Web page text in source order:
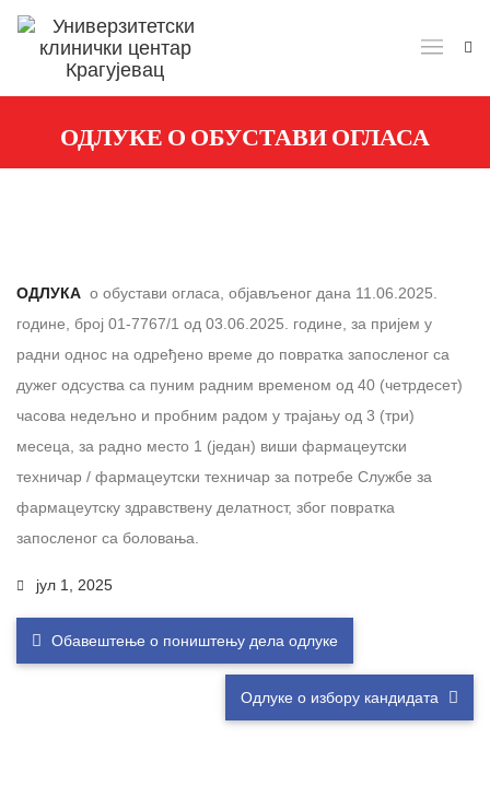
ОДЛУКЕ О ОБУСТАВИ ОГЛАСА
ОДЛУКА о обустави огласа, објављеног дана 11.06.2025.
године, број 01-7767/1 од 03.06.2025. године, за пријем у
радни однос на одређено време до повратка запосленог са
дужег одсуства са пуним радним временом од 40 (четрдесет)
часова недељно и пробним радом у трајању од 3 (три)
месеца, за радно место 1 (један) виши фармацеутски
техничар / фармацеутски техничар за потребе Службе за
фармацеутску здравствену делатност, због повратка
запосленог са боловања.
јул 1, 2025
Обавештење о поништењу дела одлуке
Одлуке о избору кандидата